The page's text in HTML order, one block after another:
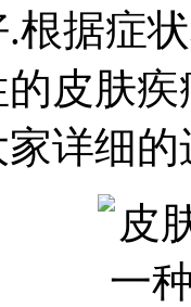
根据症
皮肤
详细